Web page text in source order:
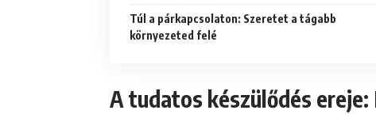
Túl a párkapcsolaton: Szeretet a tágabb
környezeted felé
A tudatos készülődés